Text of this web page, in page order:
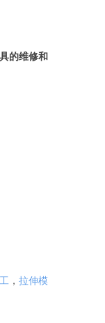
的维修和
， 拉伸模